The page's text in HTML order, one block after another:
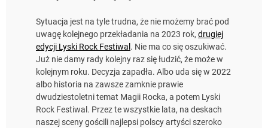
Sytuacja jest na tyle trudna, że nie możemy brać pod
uwagę kolejnego przekładania na 2023 rok, drugiej
edycji Lyski Rock Festiwal . Nie ma co się oszukiwać.
Już nie damy rady kolejny raz się łudzić, że może w
kolejnym roku. Decyzja zapadła. Albo uda się w 2022
albo historia na zawsze zamknie prawie
dwudziestoletni temat Magii Rocka, a potem Lyski
Rock Festiwal. Przez te wszystkie lata, na deskach
naszej sceny gościli najlepsi polscy artyści szeroko